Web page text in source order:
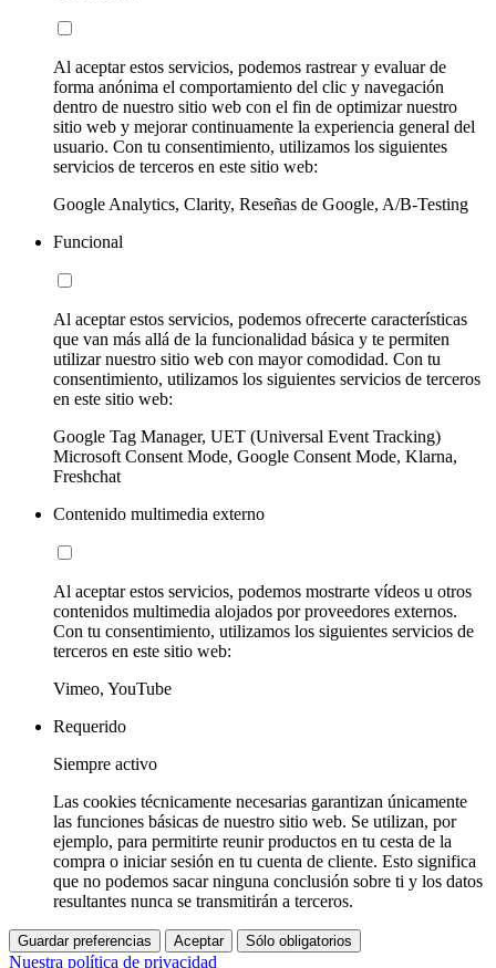
Al aceptar estos servicios, podemos rastrear y evaluar de
forma anónima el comportamiento del clic y navegación
dentro de nuestro sitio web con el fin de optimizar nuestro
sitio web y mejorar continuamente la experiencia general del
usuario. Con tu consentimiento, utilizamos los siguientes
servicios de terceros en este sitio web:
Google Analytics, Clarity, Reseñas de Google, A/B-Testing
Funcional
Al aceptar estos servicios, podemos ofrecerte características
que van más allá de la funcionalidad básica y te permiten
utilizar nuestro sitio web con mayor comodidad. Con tu
consentimiento, utilizamos los siguientes servicios de terceros
en este sitio web:
Google Tag Manager, UET (Universal Event Tracking)
Microsoft Consent Mode, Google Consent Mode, Klarna,
Freshchat
Contenido multimedia externo
Al aceptar estos servicios, podemos mostrarte vídeos u otros
contenidos multimedia alojados por proveedores externos.
Con tu consentimiento, utilizamos los siguientes servicios de
terceros en este sitio web:
Vimeo, YouTube
Requerido
Siempre activo
Las cookies técnicamente necesarias garantizan únicamente
las funciones básicas de nuestro sitio web. Se utilizan, por
ejemplo, para permitirte reunir productos en tu cesta de la
compra o iniciar sesión en tu cuenta de cliente. Esto significa
que no podemos sacar ninguna conclusión sobre ti y los datos
resultantes nunca se transmitirán a terceros.
Guardar preferencias Aceptar Sólo obligatorios
Nuestra política de privacidad